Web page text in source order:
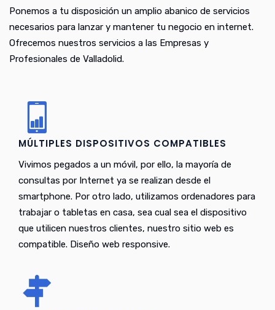
Ponemos a tu disposición un amplio abanico de servicios
necesarios para lanzar y mantener tu negocio en internet.
Ofrecemos nuestros servicios a las Empresas y
Profesionales de Valladolid.
MÚLTIPLES DISPOSITIVOS COMPATIBLES
Vivimos pegados a un móvil, por ello, la mayoría de
consultas por Internet ya se realizan desde el
smartphone. Por otro lado, utilizamos ordenadores para
trabajar o tabletas en casa, sea cual sea el dispositivo
que utilicen nuestros clientes, nuestro sitio web es
compatible. Diseño web responsive.